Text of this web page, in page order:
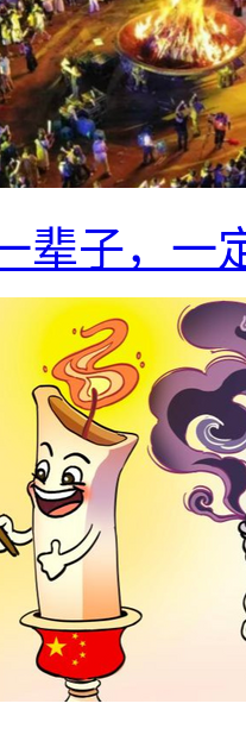
辈子，一